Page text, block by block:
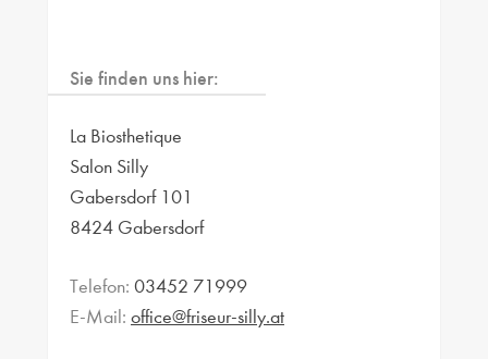
Sie finden uns hier:
La Biosthetique
Salon Silly
Gabersdorf 101
8424 Gabersdorf
Telefon: 03452 71999
E-Mail: office@friseur-silly.at